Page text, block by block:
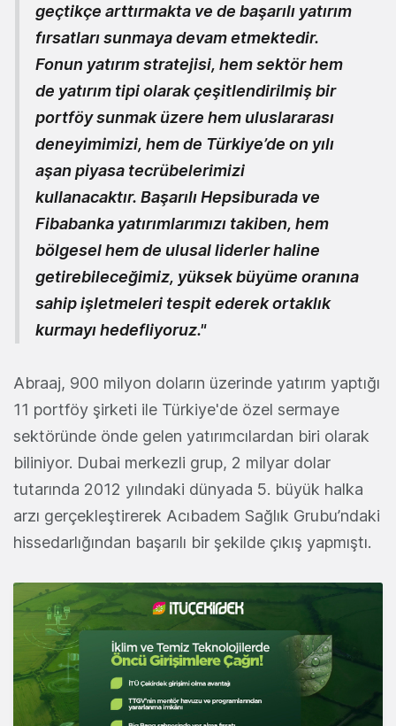
geçtikçe arttırmakta ve de başarılı yatırım
fırsatları sunmaya devam etmektedir.
Fonun yatırım stratejisi, hem sektör hem
de yatırım tipi olarak çeşitlendirilmiş bir
portföy sunmak üzere hem uluslararası
deneyimimizi, hem de Türkiye’de on yılı
aşan piyasa tecrübelerimizi
kullanacaktır. Başarılı Hepsiburada ve
Fibabanka yatırımlarımızı takiben, hem
bölgesel hem de ulusal liderler haline
getirebileceğimiz, yüksek büyüme oranına
sahip işletmeleri tespit ederek ortaklık
kurmayı hedefliyoruz."
Abraaj, 900 milyon doların üzerinde yatırım yaptığı
11 portföy şirketi ile Türkiye'de özel sermaye
sektöründe önde gelen yatırımcılardan biri olarak
biliniyor. Dubai merkezli grup, 2 milyar dolar
tutarında 2012 yılındaki dünyada 5. büyük halka
arzı gerçekleştirerek Acıbadem Sağlık Grubu’ndaki
hissedarlığından başarılı bir şekilde çıkış yapmıştı.